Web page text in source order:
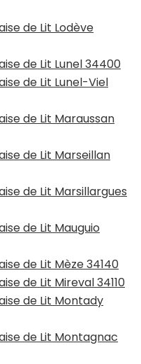
de Lit Lodève
de Lit Lunel 34400
de Lit Lunel-Viel
de Lit Maraussan
de Lit Marseillan
de Lit Marsillargues
de Lit Mauguio
de Lit Mèze 34140
de Lit Mireval 34110
de Lit Montady
de Lit Montagnac